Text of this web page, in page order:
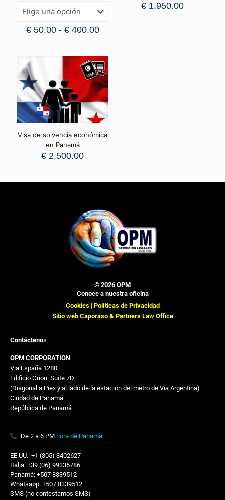
€50.00 - €400.00
€1,950.00
Visa de solvencia económica
en Panamá
€ 2,500.00
© 2026 OPM
Conoce a nuestra oficina
Cookies | Políticas de Privacidad
Sitio web Caporaso & Partners Law Office
Contáctenos
OPM CORPORATION
Via España 1280
Edificio Orion Suite 7D
(Diagonal a Piex y al lado de la estacion del metro de Via Argentina)
Ciudad de Panamá
República de Panamá
De 2 a 6 PM hora de Panamá
EE.UU.: +1 (305) 3402627
Italia: +39 (06) 99335786
Panamá: +507 8339512
Whatsapp: +507 8339512
SMS (no contestamos SMS)